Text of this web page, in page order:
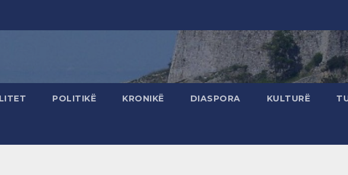
POLITIKË KRONIKË DIASPORA KULTURË